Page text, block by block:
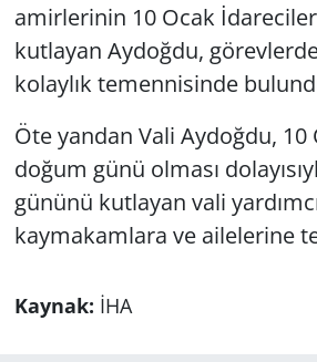
amirlerinin 10 Ocak
kutlayan Aydoğdu,
kolaylık temennisinde
Öte yandan Vali Aydoğdu,
doğum günü olması
gününü kutlayan vali
kaymakamlara ve ailelerine
Kaynak: İHA